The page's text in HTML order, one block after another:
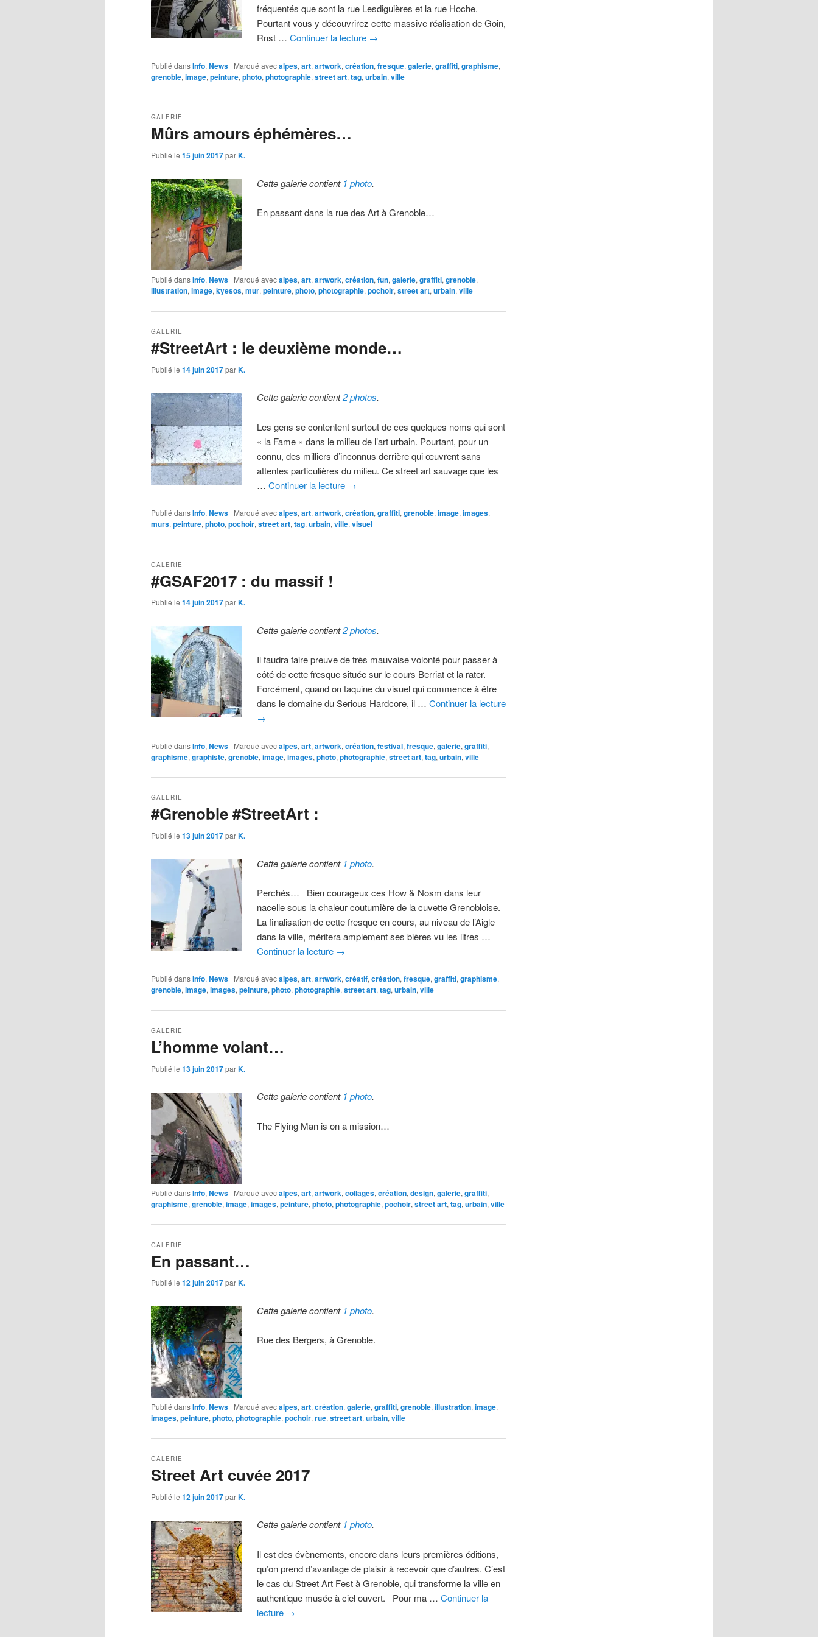
fréquentés que sont la rue Lesdiguières et la rue Hoche.
Pourtant vous y découvrirez cette massive réalisation de Goin,
Rnst …Continuer la lecture →
Publié dansInfo, News | Marqué avecalpes, art, artwork, création, fresque, galerie, graffiti, graphisme,
grenoble, image, peinture, photo, photographie, street art, tag, urbain, ville
Mûrs amours éphémères…
GALERIE
Publié le 15 juin 2017parK.
Cette galerie contient 1 photo.
En passant dans la rue des Art à Grenoble…
Publié dansInfo, News | Marqué avecalpes, art, artwork, création, fun, galerie, graffiti, grenoble,
illustration, image, kyesos, mur, peinture, photo, photographie, pochoir, street art, urbain, ville
#StreetArt : le deuxième monde…
GALERIE
Publié le 14 juin 2017parK.
Cette galerie contient2 photos.
Les gens se contentent surtout de ces quelques noms qui sont
« la Fame » dans le milieu de l’art urbain. Pourtant, pour un
connu, des milliers d’inconnus derrière qui œuvrent sans
attentes particulières du milieu. Ce street art sauvage que les
…Continuer la lecture →
Publié dansInfo, News | Marqué avecalpes, art, artwork, création, graffiti, grenoble, image, images,
murs, peinture, photo, pochoir, street art, tag, urbain, ville, visuel
#GSAF2017 : du massif !
GALERIE
Publié le 14 juin 2017parK.
Cette galerie contient2 photos.
Il faudra faire preuve de très mauvaise volonté pour passer à
côté de cette fresque située sur le cours Berriat et la rater.
Forcément, quand on taquine du visuel qui commence à être
dans le domaine du Serious Hardcore, il …Continuer la lecture
→
Publié dansInfo, News | Marqué avecalpes, art, artwork, création, festival, fresque, galerie, graffiti,
graphisme, graphiste, grenoble, image, images, photo, photographie, street art, tag, urbain, ville
#Grenoble #StreetArt :
GALERIE
Publié le 13 juin 2017parK.
Cette galerie contient 1 photo.
Perchés… Bien courageux ces How & Nosm dans leur
nacelle sous la chaleur coutumière de la cuvette Grenobloise.
La finalisation de cette fresque en cours, au niveau de l’Aigle
dans la ville, méritera amplement ses bières vu les litres …
Continuer la lecture →
Publié dansInfo, News | Marqué avecalpes, art, artwork, créatif, création, fresque, graffiti, graphisme,
grenoble, image, images, peinture, photo, photographie, street art, tag, urbain, ville
L’homme volant…
GALERIE
Publié le 13 juin 2017parK.
Cette galerie contient 1 photo.
The Flying Man is on a mission…
Publié dansInfo, News | Marqué avecalpes, art, artwork, collages, création, design, galerie, graffiti,
graphisme, grenoble, image, images, peinture, photo, photographie, pochoir, street art, tag, urbain, ville
En passant…
GALERIE
Publié le 12 juin 2017parK.
Cette galerie contient 1 photo.
Rue des Bergers, à Grenoble.
Publié dansInfo, News | Marqué avecalpes, art, création, galerie, graffiti, grenoble, illustration, image,
images, peinture, photo, photographie, pochoir, rue, street art, urbain, ville
Street Art cuvée 2017
GALERIE
Publié le 12 juin 2017parK.
Cette galerie contient 1 photo.
Il est des évènements, encore dans leurs premières éditions,
qu’on prend d’avantage de plaisir à recevoir que d’autres. C’est
le cas du Street Art Fest à Grenoble, qui transforme la ville en
authentique musée à ciel ouvert. Pour ma …Continuer la
lecture →